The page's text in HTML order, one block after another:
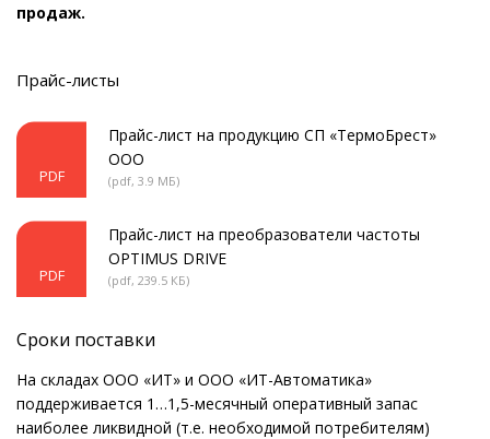
продаж.
Прайс-листы
PDF
Прайс-лист на продукцию СП «ТермоБрест»
ООО
(pdf, 3.9 МБ)
PDF
Прайс-лист на преобразователи частоты
OPTIMUS DRIVE
(pdf, 239.5 КБ)
Сроки поставки
На складах ООО «ИТ» и ООО «ИТ-Автоматика»
поддерживается 1…1,5-месячный оперативный запас
наиболее ликвидной (т.е. необходимой потребителям)